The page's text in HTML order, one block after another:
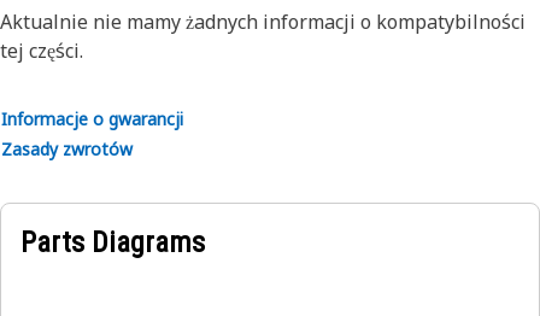
Aktualnie nie mamy żadnych informacji o kompatybilności
tej części.
Informacje o gwarancji
Zasady zwrotów
Parts Diagrams